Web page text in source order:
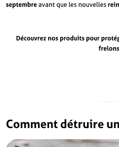
septembreavant que les nouvelles
Découvrez nos produits pour
frelons
Comment détruire